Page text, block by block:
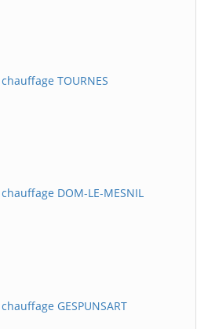
TOURNES
DOM-LE-MESNIL
GESPUNSART